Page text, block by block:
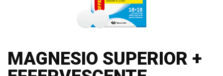
MAGNESIO SUPERIOR +